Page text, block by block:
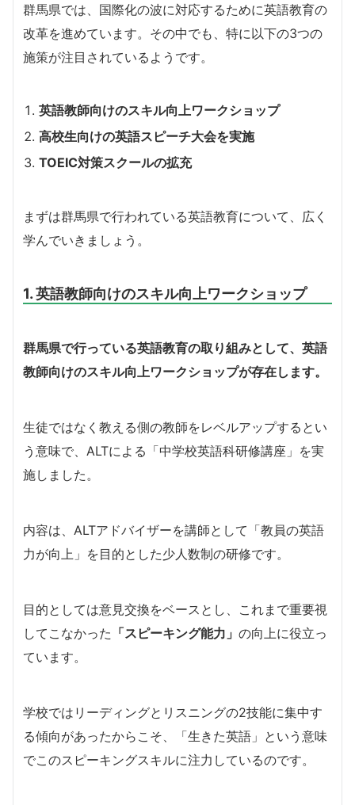
群馬県では、国際化の波に対応するために英語教育の
改革を進めています。その中でも、特に以下の3つの
施策が注目されているようです。
英語教師向けのスキル向上ワークショップ
高校生向けの英語スピーチ大会を実施
TOEIC対策スクールの拡充
まずは群馬県で行われている英語教育について、広く
学んでいきましょう。
1. 英語教師向けのスキル向上ワークショップ
群馬県で行っている英語教育の取り組みとして、英語
教師向けのスキル向上ワークショップが存在します。
生徒ではなく教える側の教師をレベルアップするとい
う意味で、ALTによる「中学校英語科研修講座」を実
施しました。
内容は、ALTアドバイザーを講師として「教員の英語
力が向上」を目的とした少人数制の研修です。
目的としては意見交換をベースとし、これまで重要視
してこなかった 「スピーキング能力」 の向上に役立っ
ています。
学校ではリーディングとリスニングの2技能に集中す
る傾向があったからこそ、「生きた英語」という意味
でこのスピーキングスキルに注力しているのです。